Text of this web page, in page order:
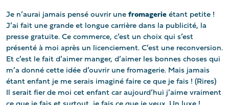
Je n’aurai jamais pensé ouvrir une fromagerie étant petite !
J’ai fait une grande et longue carrière dans la publicité, la
presse gratuite. Ce commerce, c’est un choix qui s’est
présenté à moi après un licenciement. C’est une reconversion.
Et c’est le fait d’aimer manger, d’aimer les bonnes choses qui
m’a donné cette idée d’ouvrir une fromagerie. Mais jamais
étant enfant je me serais imaginé faire ce que je fais ! (Rires)
Il serait fier de moi cet enfant car aujourd’hui j’aime vraiment